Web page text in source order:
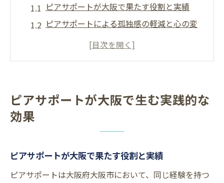
ピアサポートが大阪で果たす役割と実績
ピアサポートによる孤独感の軽減と心の変
経験を活かした支え合いの価値を探る
支援と被支援が対等に関わる価値とは
当事者目線のピアサポートが生む効果
ピアサポートが大阪で生む実践的な
効果
ピアサポートが大阪で果たす役割と実績
ピアサポートは大阪府大阪市において、同じ経験を持つ